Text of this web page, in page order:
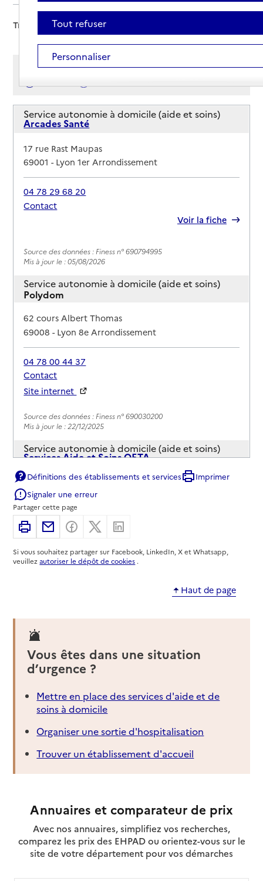
Trier par :
Afficher les résultats par:
Service autonomie à domicile (aide et soins)
Arcades Santé
Adresse
17 rue Rast Maupas
69001-Lyon 1er Arrondissement
04 78 29 68 20
Contact
Voir la fiche
Source des données : Finess n° 690794995
Mis à jour le : 05/08/2026
Service autonomie à domicile (aide et soins)
Polydom
Adresse
62 cours Albert Thomas
69008-Lyon 8e Arrondissement
04 78 00 44 37
Contact
Site internet
Source des données : Finess n° 690030200
Mis à jour le : 22/12/2025
Service autonomie à domicile (aide et soins)
Services Aide et Soins OFTA
Adresse
3 grande Rue
69110-Sainte-Foy-lès-Lyon
04 78 59 62 72
Contact
Rapport HAS
Voir la fiche
Service autonomie à domicile (aide et soins)
Services Aispa Aide et Soins
Adresse
310 rue Nungesser et Coli
69960-Corbas
04 78 96 72 38
Contact
Rapport HAS
Voir la fiche
Services de la Croix-Rouge française
Adresse
54 rue Paul Verlaine
69100-Villeurbanne
Définitions des établissements et services
Imprimer
Signaler une erreur
Partager cette page
ImprimerPartager par email
Partager sur Facebook
Partager sur X
Si vous souhaitez partager sur Facebook, LinkedIn, X et Whatsapp,
veuillezautoriser le dépôt de cookies .
Haut de page
Vous êtes dans une situation
d’urgence ?
Mettre en place des services d'aide et de
soins à domicile
Organiser une sortie d'hospitalisation
Trouver un établissement d'accueil
Annuaires et comparateur de prix
Avec nos annuaires, simplifiez vos recherches,
comparez les prix des EHPAD ou orientez-vous sur le
site de votre département pour vos démarches
Tout refuser
Personnaliser